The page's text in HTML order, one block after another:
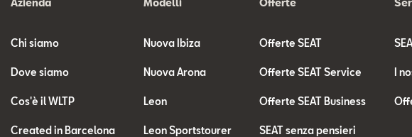
Chi siamo
Dove siamo
Cos'è il WLTP
Created in Barcelona
Nuova Ibiza
Nuova Arona
Leon
Leon Sportstourer
Offerte SEAT
Offerte SEAT Service
Offerte SEAT Business
SEAT senza pensieri
I